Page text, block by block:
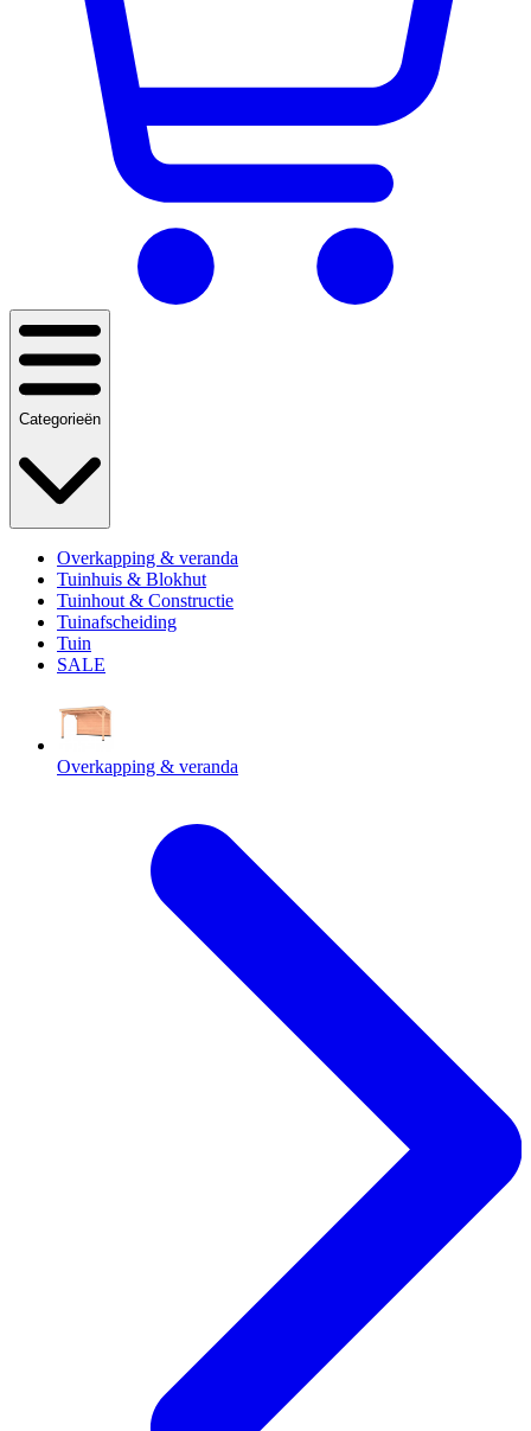
Categorieën
Overkapping & veranda
Tuinhuis & Blokhut
Tuinhout & Constructie
Tuinafscheiding
Tuin
SALE
Overkapping & veranda